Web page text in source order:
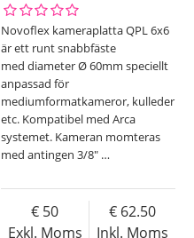
Novoflex kameraplatta QPL 6x6
är ett runt snabbfäste
med diameter Ø 60mm speciellt
anpassad för
mediumformatkameror, kulleder
etc. Kompatibel med Arca
systemet. Kameran momteras
med antingen 3/8" …
Exkl. Moms
50
Inkl. Moms
62.50